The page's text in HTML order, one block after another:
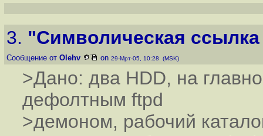
3. "Символическая ссылка
Сообщение от Olehv on 29-Мрт-05, 10:28 (MSK)
>Дано: два HDD, на
дефолтным ftpd
>демоном, рабочий